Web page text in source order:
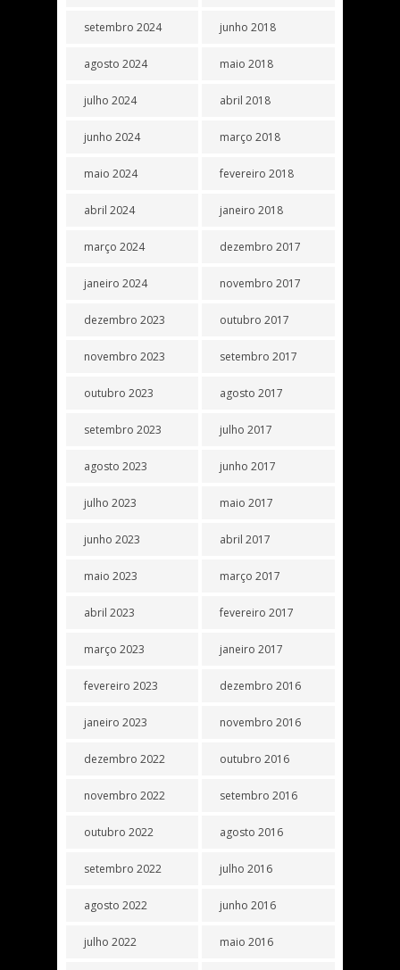
setembro 2024
agosto 2024
julho 2024
junho 2024
maio 2024
abril 2024
março 2024
janeiro 2024
dezembro 2023
novembro 2023
outubro 2023
setembro 2023
agosto 2023
julho 2023
junho 2023
maio 2023
abril 2023
março 2023
fevereiro 2023
janeiro 2023
dezembro 2022
novembro 2022
outubro 2022
setembro 2022
agosto 2022
julho 2022
junho 2018
maio 2018
abril 2018
março 2018
fevereiro 2018
janeiro 2018
dezembro 2017
novembro 2017
outubro 2017
setembro 2017
agosto 2017
julho 2017
junho 2017
maio 2017
abril 2017
março 2017
fevereiro 2017
janeiro 2017
dezembro 2016
novembro 2016
outubro 2016
setembro 2016
agosto 2016
julho 2016
junho 2016
maio 2016